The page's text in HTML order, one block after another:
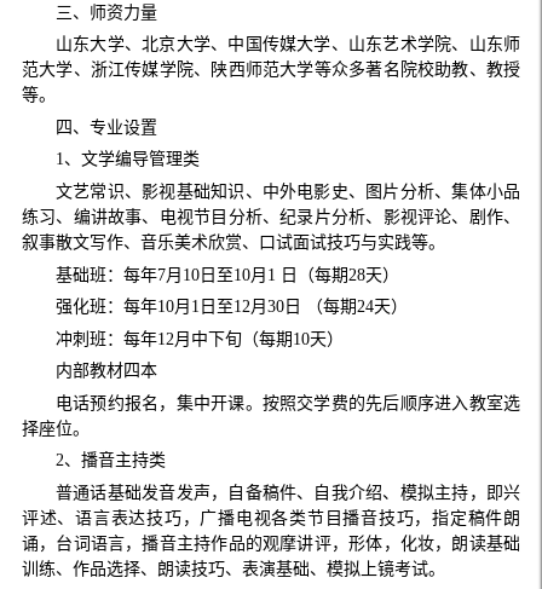
三、师资力量
山东大学、北京大学、中国传媒大学、山东艺术学院、山东师
范大学、浙江传媒学院、陕西师范大学等众多著名院校助教、教授
等。
四、专业设置
1、文学编导管理类
文艺常识、影视基础知识、中外电影史、图片分析、集体小品
练习、编讲故事、电视节目分析、纪录片分析、影视评论、剧作、
叙事散文写作、音乐美术欣赏、口试面试技巧与实践等。
基础班：每年7月 10日至10月 1 日（每期 28天）
强化班：每年10月 1 日至12月 30日 （每期24天）
冲刺班：每年12 月中下旬（每期 10天）
内部教材四本
电话预约报名，集中开课。按照交学费的先后顺序进入教室选
择座位。
2、播音主持类
普通话基础发音发声，自备稿件、自我介绍、模拟主持，即兴
评述、语言表达技巧，广播电视各类节目播音技巧，指定稿件朗
诵，台词语言，播音主持作品的观摩讲评，形体，化妆，朗读基础
训练、作品选择、朗读技巧、表演基础、模拟上镜考试。